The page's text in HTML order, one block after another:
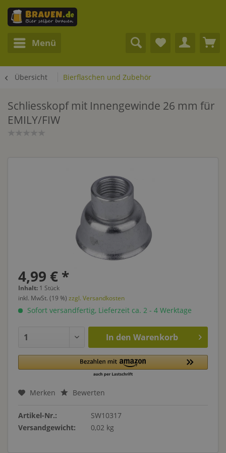
Menü
Übersicht Bierflaschen und Zubehör
Schliesskopf mit Innengewinde 26 mm für
EMILY/FIW
4,99 € *
Inhalt: 1 Stück
inkl. MwSt. (19 %) zzgl. Versandkosten
Sofort versandfertig, Lieferzeit ca. 2 - 4 Werktage
In den Warenkorb
Merken Bewerten
Artikel-Nr.:
SW10317
Versandgewicht:
0,02 kg